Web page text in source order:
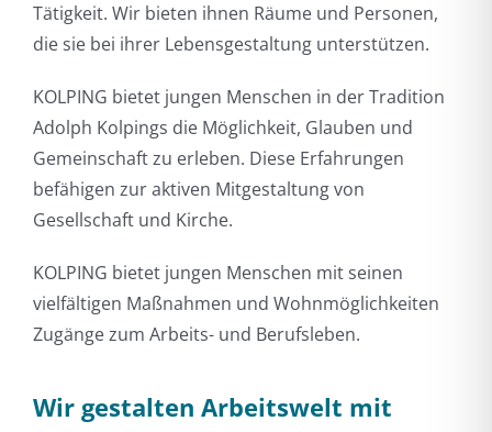
Tätigkeit. Wir bieten ihnen Räume und Personen,
die sie bei ihrer Lebensgestaltung unterstützen.
KOLPING bietet jungen Menschen in der Tradition
Adolph Kolpings die Möglichkeit, Glauben und
Gemeinschaft zu erleben. Diese Erfahrungen
befähigen zur aktiven Mitgestaltung von
Gesellschaft und Kirche.
KOLPING bietet jungen Menschen mit seinen
vielfältigen Maßnahmen und Wohnmöglichkeiten
Zugänge zum Arbeits- und Berufsleben.
Wir gestalten Arbeitswelt mit